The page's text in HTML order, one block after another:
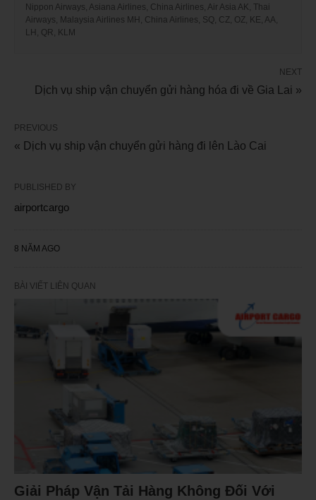
Nippon Airways, Asiana Airlines, China Airlines, Air Asia AK, Thai
Airways, Malaysia Airlines MH, China Airlines, SQ, CZ, OZ, KE, AA,
LH, QR, KLM
NEXT
Dịch vụ ship vận chuyển gửi hàng hóa đi về Gia Lai »
PREVIOUS
« Dịch vụ ship vận chuyển gửi hàng đi lên Lào Cai
PUBLISHED BY
airportcargo
8 NĂM AGO
BÀI VIẾT LIÊN QUAN
Giải Pháp Vận Tải Hàng Không Đối Với